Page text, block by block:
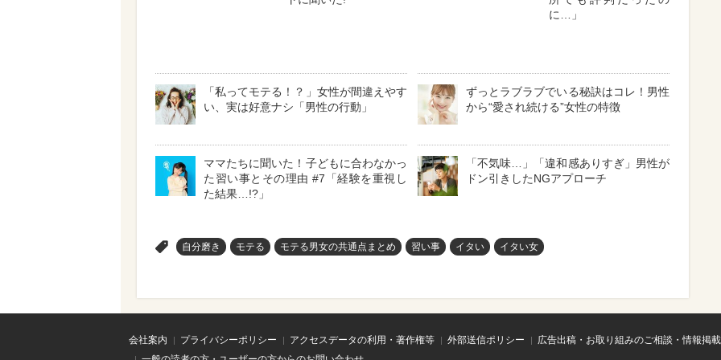
に…」
「私ってモテる！？」女性が間違えやす
い、実は好意ナシ「男性の行動」
ずっとラブラブでいる秘訣はコレ！男性
から“愛され続ける”女性の特徴
ママたちに聞いた！子どもに合わなかっ
た習い事とその理由 #7「経験を重視し
た結果…!?」
「不気味…」「違和感ありすぎ」男性が
ドン引きしたNGアプローチ
自分磨き モテる モテる男女の共通点まとめ 習い事 イタい イタい女
会社案内 プライバシーポリシー アクセスデータの利用・著作権等 外部送信ポリシー
広告出稿・お取り組みのご相談・情報掲